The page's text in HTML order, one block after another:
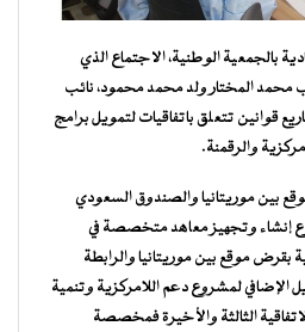
الوطنية، الاجتماع الذي
محمد المختار ولد محمد محمود، نائب
قوانين تتعلق باتفاقيات لتمويل برامج
والرقمنة.
بين موريتانيا والصندوق السعودي
إنشاء وتجهيز معاهد متخصصة في
بقرض موقع بين موريتانيا والرابطة
الإضافي لمشروع دعم اللامركزية وتنمية
الثالثة والأخيرة فمخصصة